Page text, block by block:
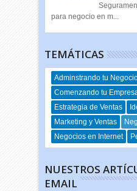
para negocio en m...
TEMÁTICAS
Adminstrando tu
Comenzando tu
Estrategia de Ventas
Marketing y Ventas
Negocios en Internet
NUESTROS
EMAIL